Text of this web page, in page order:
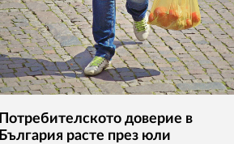
Потребителското доверие в
България расте през юли